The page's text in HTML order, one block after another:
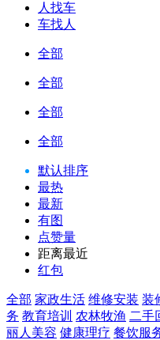
人找车
车找人
全部
全部
全部
全部
默认排序
最热
最新
有图
点赞量
距离最近
红包
全部 家政生活 维修安装 装
务 教育培训 农林牧渔 二手
丽人美容 健康理疗 餐饮服